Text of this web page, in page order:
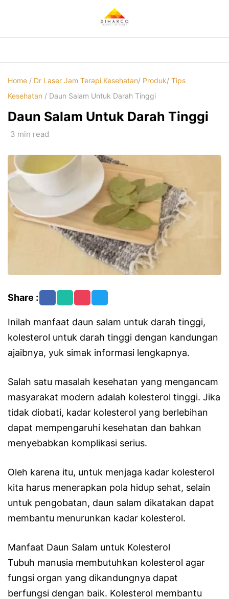
Home / Dr Laser Jam Terapi Kesehatan/ Produk/ Tips
Kesehatan / Daun Salam Untuk Darah Tinggi
Daun Salam Untuk Darah Tinggi
3 min read
Share :
Inilah manfaat daun salam untuk darah tinggi,
kolesterol untuk darah tinggi dengan kandungan
ajaibnya, yuk simak informasi lengkapnya.
Salah satu masalah kesehatan yang mengancam
masyarakat modern adalah kolesterol tinggi. Jika
tidak diobati, kadar kolesterol yang berlebihan
dapat mempengaruhi kesehatan dan bahkan
menyebabkan komplikasi serius.
Oleh karena itu, untuk menjaga kadar kolesterol
kita harus menerapkan pola hidup sehat, selain
untuk pengobatan, daun salam dikatakan dapat
membantu menurunkan kadar kolesterol.
Manfaat Daun Salam untuk Kolesterol
Tubuh manusia membutuhkan kolesterol agar
fungsi organ yang dikandungnya dapat
berfungsi dengan baik. Kolesterol membantu